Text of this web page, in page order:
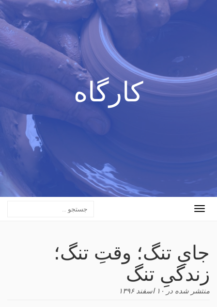
کارگاه
Toggle
جایِ تنگ؛ وقتِ تنگ؛
زندگیِ تنگ
منتشر شده در ۱۰ اسفند ۱۳۹۶